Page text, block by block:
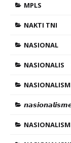
MPLS
NAKTI TNI
NASIONAL
NASIONALIS